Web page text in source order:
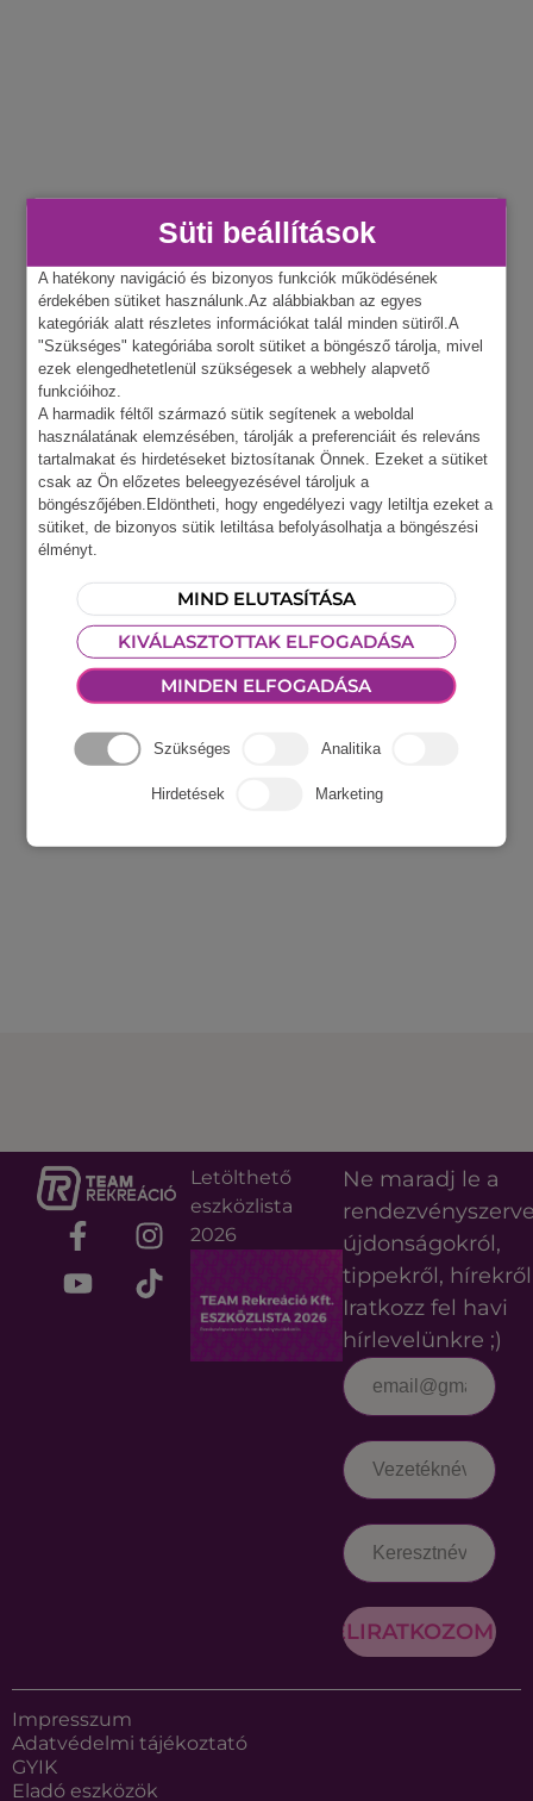
Letölthető
eszközlista
2026
Ne maradj le a
újdonságokról,
tippekről,
Iratkozz fel havi
hírlevelünkre ;)
FELIRATKOZOM
Impresszum
Adatvédelmi tájékoztató
GYIK
Eladó eszközök
Süti beállítások
A hatékony navigáció és bizonyos funkciók működésének
érdekében sütiket használunk.Az alábbiakban az egyes
kategóriák alatt részletes információkat talál minden sütiről.A
"Szükséges" kategóriába sorolt sütiket a böngésző tárolja, mivel
ezek elengedhetetlenül szükségesek a webhely alapvető
funkcióihoz.
A harmadik féltől származó sütik segítenek a weboldal
használatának elemzésében, tárolják a preferenciáit és releváns
tartalmakat és hirdetéseket biztosítanak Önnek. Ezeket a sütiket
csak az Ön előzetes beleegyezésével tároljuk a
böngészőjében.Eldöntheti, hogy engedélyezi vagy letiltja ezeket a
sütiket, de bizonyos sütik letiltása befolyásolhatja a böngészési
élményt.
MIND ELUTASÍTÁSA
KIVÁLASZTOTTAK ELFOGADÁSA
MINDEN ELFOGADÁSA
Szükséges Analitika
Hirdetések Marketing